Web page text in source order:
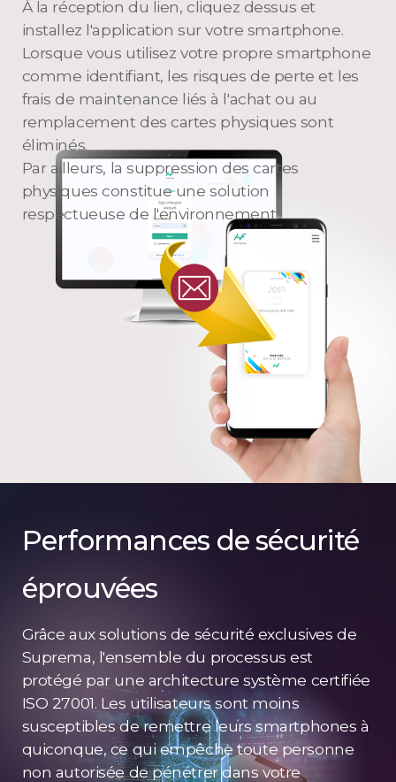
À la réception du lien, cliquez dessus et
installez l'application sur votre smartphone.
Lorsque vous utilisez votre propre smartphone
comme identifiant, les risques de perte et les
frais de maintenance liés à l'achat ou au
remplacement des cartes physiques sont
éliminés.
Par ailleurs, la suppression des cartes
physiques constitue une solution
respectueuse de l'environnement.
Performances de sécurité
éprouvées
Grâce aux solutions de sécurité exclusives de
Suprema, l'ensemble du processus est
protégé par une architecture système certifiée
ISO 27001. Les utilisateurs sont moins
susceptibles de remettre leurs smartphones à
quiconque, ce qui empêche toute personne
non autorisée de pénétrer dans votre